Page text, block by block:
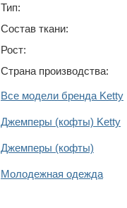
Тип:
Состав ткани:
Рост:
Страна производства:
Все модели бренда Ketty
Джемперы (кофты) Ketty
Джемперы (кофты)
Молодежная одежда